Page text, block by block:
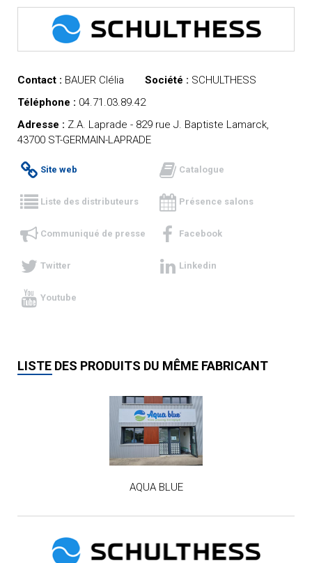
Contact : BAUER Clélia Société : SCHULTHESS
Téléphone : 04.71.03.89.42
Adresse : Z.A. Laprade - 829 rue J. Baptiste Lamarck,
43700 ST-GERMAIN-LAPRADE
Site web Catalogue
Liste des distributeurs Présence salons
Communiqué de presse Facebook
Twitter Linkedin
Youtube
LISTE DES PRODUITS DU MÊME FABRICANT
AQUA BLUE